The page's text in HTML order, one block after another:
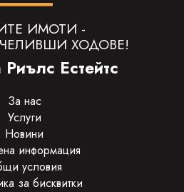
ИМОТИ -
ХОДОВЕ!
Естейтс
За нас
Услуги
Новини
информация
условия
за бисквитки